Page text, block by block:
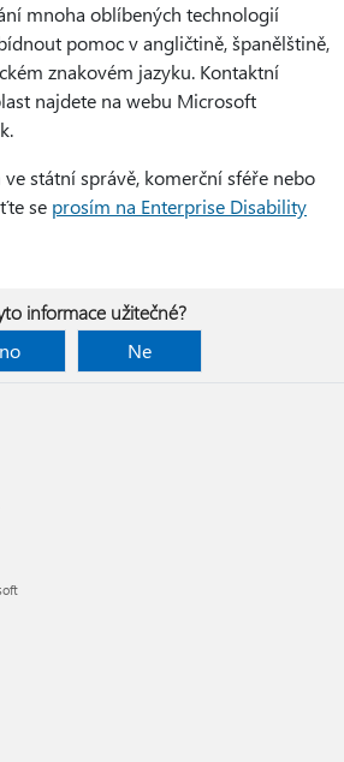
mnoha oblíbených technologií
pomoc v angličtině, španělštině,
znakovém jazyku. Kontaktní
najdete na webu Microsoft
státní správě, komerční sféře nebo
se prosím na Enterprise Disability
informace užitečné?
Ne